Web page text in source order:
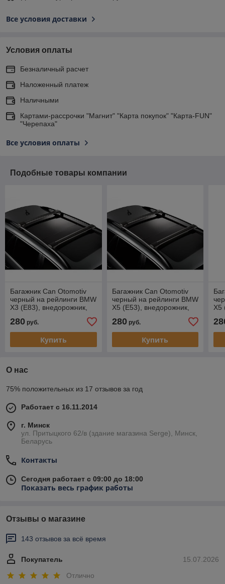
Все условия доставки
Условия оплаты
Безналичный расчет
Наложенный платеж
Наличными
Картами-рассрочки "Магнит" "Карта покупок" "Карта-FUN"
"Черепаха"
Все условия оплаты
Подобные товары компании
Багажник Can Otomotiv
черный на рейлинги BMW
X3 (E83), внедорожник,
280 руб.
Купить
Багажник Can Otomotiv
черный на рейлинги BMW
X5 (E53), внедорожник,
280руб.
Купить
X5
О нас
75% положительных из 17 отзывов за год
Работает с 16.11.2014
г. Минск
ул. Притыцкого 62/в (здание магазина Serge), Минск,
Беларусь
Контакты
Сегодня работает с 09:00 до 18:00
Показать весь график работы
Отзывы о магазине
143 отзывов за всё время
15.07.2026
Покупатель
Отлично